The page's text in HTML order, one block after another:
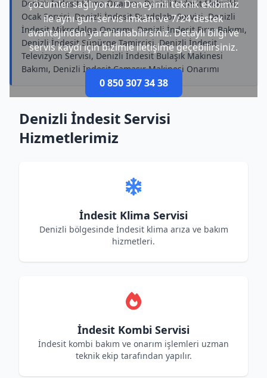
çözümler sağlıyoruz. Deneyimli teknik ekibimiz
ile aynı gün servis imkânı ve 7/24 destek
avantajından yararlanabilirsiniz. Detaylı bilgi ve
servis kaydı için bizimle iletişime geçebilirsiniz.
0 850 307 34 38
Denizli İndesit Klima Onarımı, Denizli İndesit Elektrikli
Ocak Servisi, Denizli İndesit Buzdolabı Servisi, Denizli
İndesit Mikrodalga Onarımı, Denizli İndesit Fırın Bakımı,
Denizli İndesit Süpürge Tamircisi, Denizli İndesit
Televizyon Servisi, Denizli İndesit Bulaşık Makinesi
Bakımı, Denizli İndesit Çamaşır Makinesi Onarımı
Denizli İndesit Servisi
Hizmetlerimiz
İndesit Klima Servisi
Denizli bölgesinde İndesit klima arıza ve bakım
hizmetleri.
İndesit Kombi Servisi
İndesit kombi bakım ve onarım işlemleri uzman
teknik ekip tarafından yapılır.